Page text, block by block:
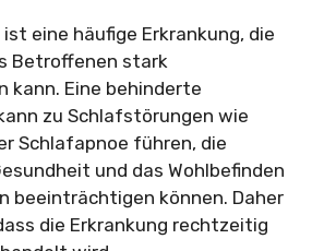
eine häufige Erkrankung, die
Betroffenen stark
kann. Eine behinderte
zu Schlafstörungen wie
Schlafapnoe führen, die
und das Wohlbefinden
beeinträchtigen können. Daher
die Erkrankung rechtzeitig